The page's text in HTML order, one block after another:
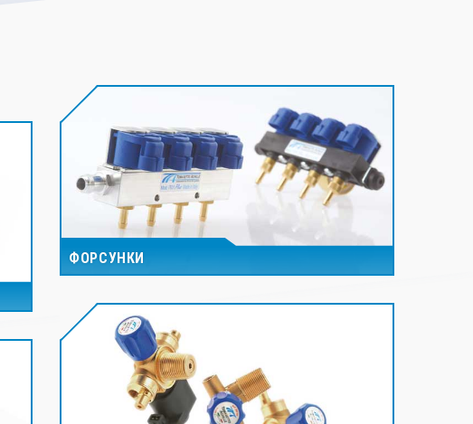
ФОРСУНКИ